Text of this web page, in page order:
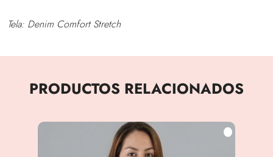
Tela: Denim Comfort Stretch
PRODUCTOS RELACIONADOS